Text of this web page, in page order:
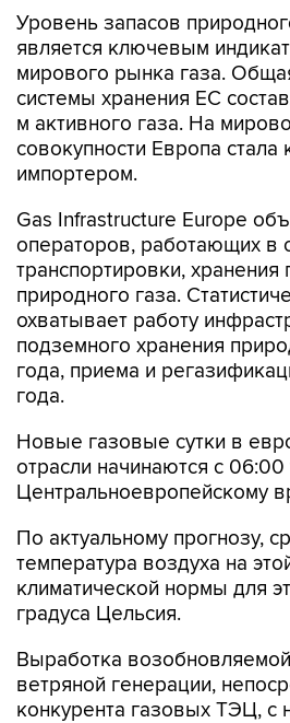
Уровень запасов
является ключевым
мирового рынка газа.
системы хранения ЕС
м активного газа. На
совокупности Европа
импортером.
Gas Infrastructure Europe
операторов, работающих в
транспортировки,
природного газа.
охватывает работу
подземного хранения
года, приема и
года.
Новые газовые сутки в
отрасли начинаются c 06:00
Центральноевропейскому
По актуальному прогнозу,
температура воздуха на
климатической нормы для
градуса Цельсия.
Выработка
ветряной генерации,
конкурента газовых ТЭЦ, с